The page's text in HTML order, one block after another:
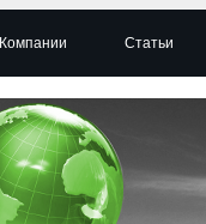
Компании Статьи